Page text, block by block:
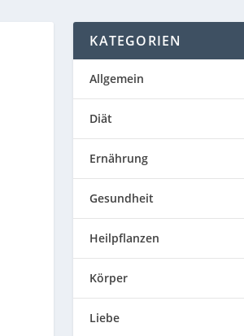
KATEGORIEN
Allgemein
Diät
Ernährung
Gesundheit
Heilpflanzen
Körper
Liebe